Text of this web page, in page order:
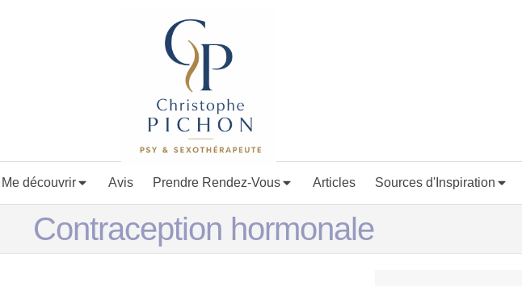
Me découvrir Avis Prendre Rendez-Vous Articles Sources d'Inspiration
Contraception hormonale